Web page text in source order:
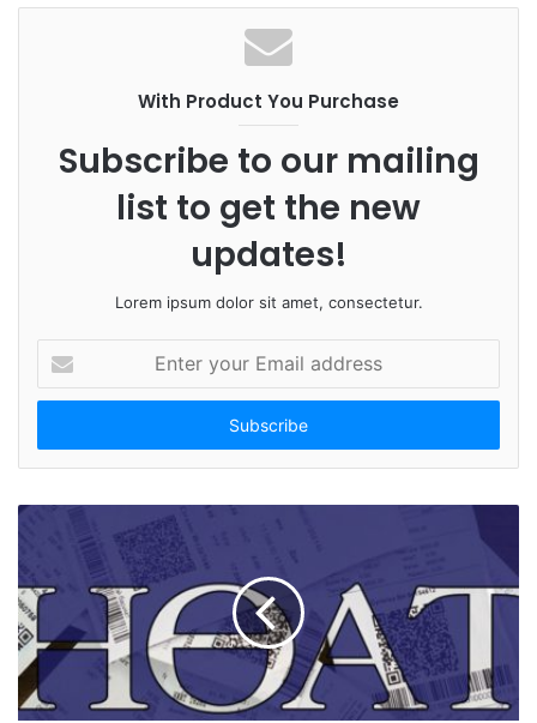
b
s
i
t
e
With Product You Purchase
Subscribe to our mailing
list to get the new
updates!
Lorem ipsum dolor sit amet, consectetur.
t
r
o
m
i
a